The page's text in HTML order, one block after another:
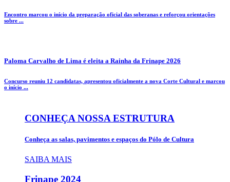
Encontro marcou o início da preparação oficial das soberanas e reforçou orientações
sobre ...
Paloma Carvalho de Lima é eleita a Rainha da Frinape 2026
Concurso reuniu 12 candidatas, apresentou oficialmente a nova Corte Cultural e marcou
o início ...
CONHEÇA NOSSA ESTRUTURA
Conheça as salas, pavimentos e espaços do Pólo de Cultura
SAIBA MAIS
Frinape 2024